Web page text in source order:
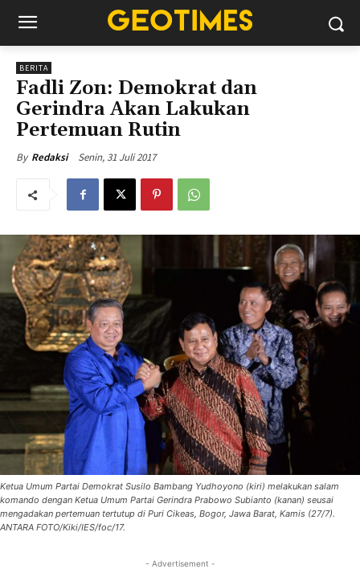
BERITA
Fadli Zon: Demokrat dan
Gerindra Akan Lakukan
Pertemuan Rutin
By Redaksi Senin, 31 Juli 2017
Ketua Umum Partai Demokrat Susilo Bambang Yudhoyono (kiri) melakukan salam
komando dengan Ketua Umum Partai Gerindra Prabowo Subianto (kanan) seusai
mengadakan pertemuan tertutup di Puri Cikeas, Bogor, Jawa Barat, Kamis (27/7).
ANTARA FOTO/Kiki/IES/foc/17.
- Advertisement -